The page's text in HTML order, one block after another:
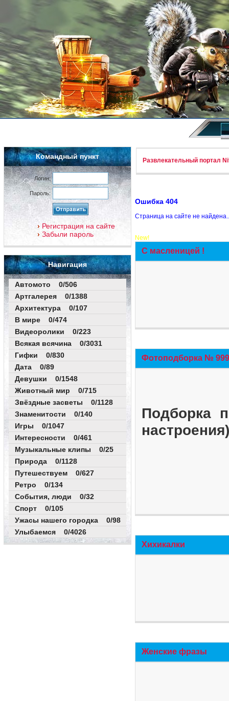
Командный пункт
Логин:
Пароль:
Регистрация на сайте
Забыли пароль
Навигация
Автомото 0/506
Артгалерея 0/1388
Архитектура 0/107
В мире 0/474
Видеоролики 0/223
Всякая всячина 0/3031
Гифки 0/830
Дата 0/89
Девушки 0/1548
Животный мир 0/715
Звёздные засветы 0/1128
Знаменитости 0/140
Игры 0/1047
Интересности 0/461
Музыкальные клипы 0/25
Природа 0/1128
Путешествуем 0/627
Ретро 0/134
События, люди 0/32
Спорт 0/105
Ужасы нашего городка 0/98
Улыбаемся 0/4026
Развлекательный портал
Ошибка 404
Страница на сайте не
New!
С масленицей !
Фотоподборка №
Подборка
Хихикалки
Женские фразы